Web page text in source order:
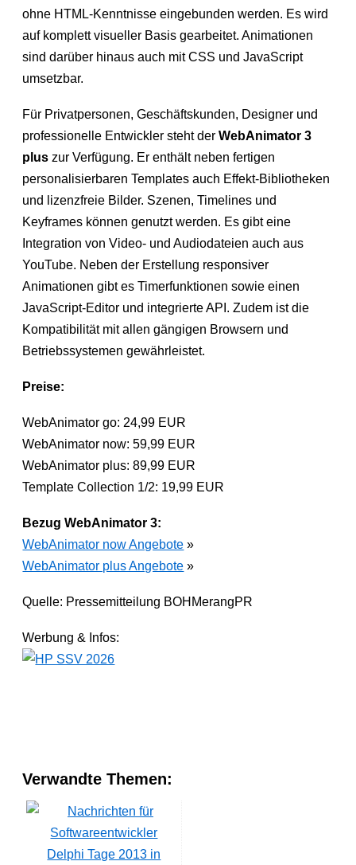
ohne HTML-Kenntnisse eingebunden werden. Es wird
auf komplett visueller Basis gearbeitet. Animationen
sind darüber hinaus auch mit CSS und JavaScript
umsetzbar.
Für Privatpersonen, Geschäftskunden, Designer und
professionelle Entwickler steht derWebAnimator 3
plus zur Verfügung. Er enthält neben fertigen
personalisierbaren Templates auch Effekt-Bibliotheken
und lizenzfreie Bilder. Szenen, Timelines und
Keyframes können genutzt werden. Es gibt eine
Integration von Video- und Audiodateien auch aus
YouTube. Neben der Erstellung responsiver
Animationen gibt es Timerfunktionen sowie einen
JavaScript-Editor und integrierte API. Zudem ist die
Kompatibilität mit allen gängigen Browsern und
Betriebssystemen gewährleistet.
Preise:
WebAnimator go: 24,99 EUR
WebAnimator now: 59,99 EUR
WebAnimator plus: 89,99 EUR
Template Collection 1/2: 19,99 EUR
Bezug WebAnimator 3:
WebAnimator now Angebote »
WebAnimator plus Angebote »
Quelle: Pressemitteilung BOHMerangPR
Werbung & Infos:
Verwandte Themen:
Delphi Tage 2013 in